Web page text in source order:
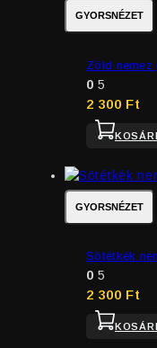
GYORSNÉZET
Zöld nemez
0 5
2 300 Ft
GYORSNÉZET
Sötétkék
0 5
2 300 Ft